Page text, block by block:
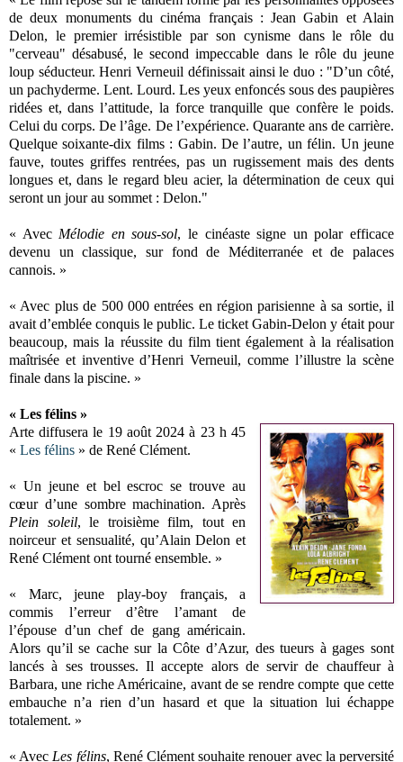
de deux monuments du cinéma français : Jean Gabin et Alain
Delon, le premier irrésistible par son cynisme dans le rôle du
"cerveau" désabusé, le second impeccable dans le rôle du jeune
loup séducteur. Henri Verneuil définissait ainsi le duo : "D’un côté,
un pachyderme. Lent. Lourd. Les yeux enfoncés sous des paupières
ridées et, dans l’attitude, la force tranquille que confère le poids.
Celui du corps. De l’âge. De l’expérience. Quarante ans de carrière.
Quelque soixante-dix films : Gabin. De l’autre, un félin. Un jeune
fauve, toutes griffes rentrées, pas un rugissement mais des dents
longues et, dans le regard bleu acier, la détermination de ceux qui
seront un jour au sommet : Delon."
« Avec Mélodie en sous-sol, le cinéaste signe un polar efficace
devenu un classique, sur fond de Méditerranée et de palaces
cannois. »
« Avec plus de 500 000 entrées en région parisienne à sa sortie, il
avait d’emblée conquis le public. Le ticket Gabin-Delon y était pour
beaucoup, mais la réussite du film tient également à la réalisation
maîtrisée et inventive d’Henri Verneuil, comme l’illustre la scène
finale dans la piscine. »
« Les félins »
Arte diffusera le 19 août 2024 à 23 h 45
« Les félins » de René Clément.
« Un jeune et bel escroc se trouve au
cœur d’une sombre machination. Après
Plein soleil, le troisième film, tout en
noirceur et sensualité, qu’Alain Delon et
René Clément ont tourné ensemble. »
« Marc, jeune play-boy français, a
commis l’erreur d’être l’amant de
l’épouse d’un chef de gang américain.
Alors qu’il se cache sur la Côte d’Azur, des tueurs à gages sont
lancés à ses trousses. Il accepte alors de servir de chauffeur à
Barbara, une riche Américaine, avant de se rendre compte que cette
embauche n’a rien d’un hasard et que la situation lui échappe
totalement. »
« Avec Les félins, René Clément souhaite renouer avec la perversité